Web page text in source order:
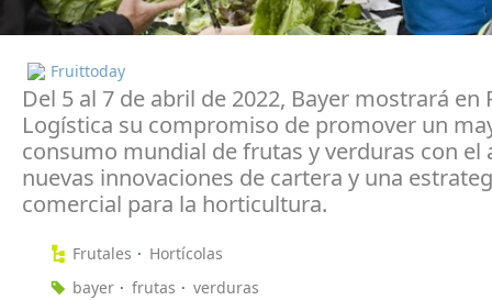
Fruittoday
Del 5 al 7 de abril de 2022, Bayer mostrará en
Logística su compromiso de promover un
consumo mundial de frutas y verduras con el
nuevas innovaciones de cartera y una
comercial para la horticultura.
Frutales
Hortícolas
bayer
frutas verduras